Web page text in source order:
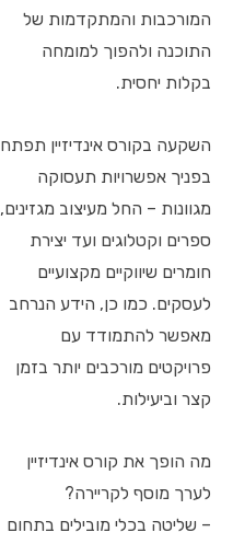
המורכבות והמתקדמות של
התוכנה ולהפוך למומחה
בקלות יחסית.
השקעה בקורס אינדיזיין תפתח
בפניך אפשרויות תעסוקה
מגוונות – החל מעיצוב מגזינים,
ספרים וקטלוגים ועד יצירת
חומרים שיווקיים מקצועיים
לעסקים. כמו כן, הידע הנרחב
מאפשר להתמודד עם
פרויקטים מורכבים יותר בזמן
קצר וביעילות.
מה הופך את קורס אינדיזיין
לערך מוסף לקריירה?
– שליטה בכלי מובילים בתחום